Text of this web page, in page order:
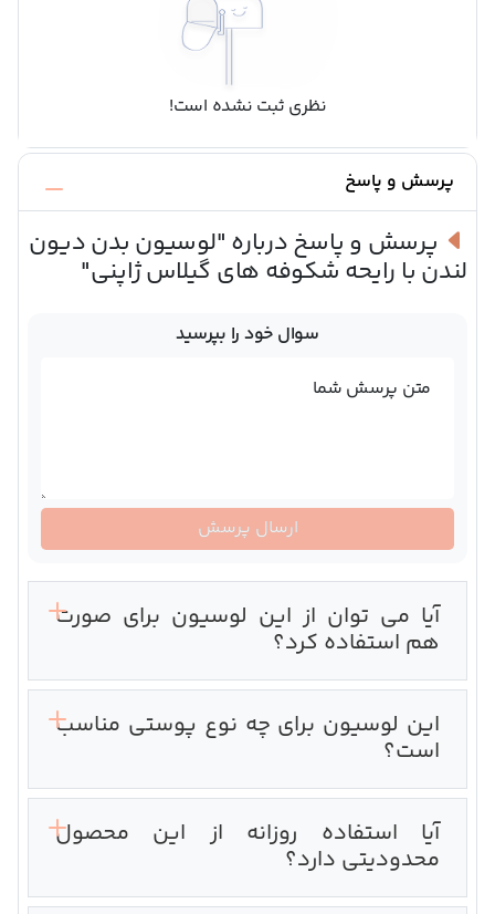
نظری ثبت نشده است!
پرسش و پاسخ
پرسش و پاسخ درباره "لوسیون بدن دیون
لندن با رایحه شکوفه های گیلاس ژاپنی"
آیا می توان از این لوسیون برای صورت
هم استفاده کرد؟
این لوسیون برای چه نوع پوستی مناسب
است؟
آیا استفاده روزانه از این محصول
محدودیتی دارد؟
سوال خود را بپرسید
متن پرسش شما
ارسال پرسش